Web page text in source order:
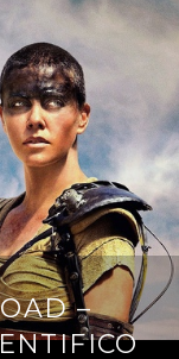
–